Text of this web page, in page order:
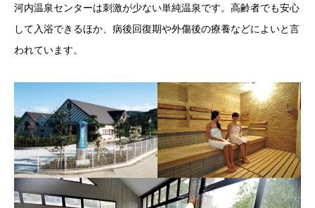
河内温泉センターは刺激が少ない単純温泉です。高齢者でも安心
して入浴できるほか、病後回復期や外傷後の療養などによいと言
われています。